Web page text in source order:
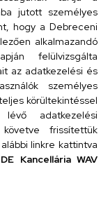
33.
jutott személyes
hogy a Debreceni
alkalmazandó
felülvizsgálta
az adatkezelési és
személyes
körültekintéssel
adatkezelési
frissítettük
linkre kattintva
DE Kancellária WAV